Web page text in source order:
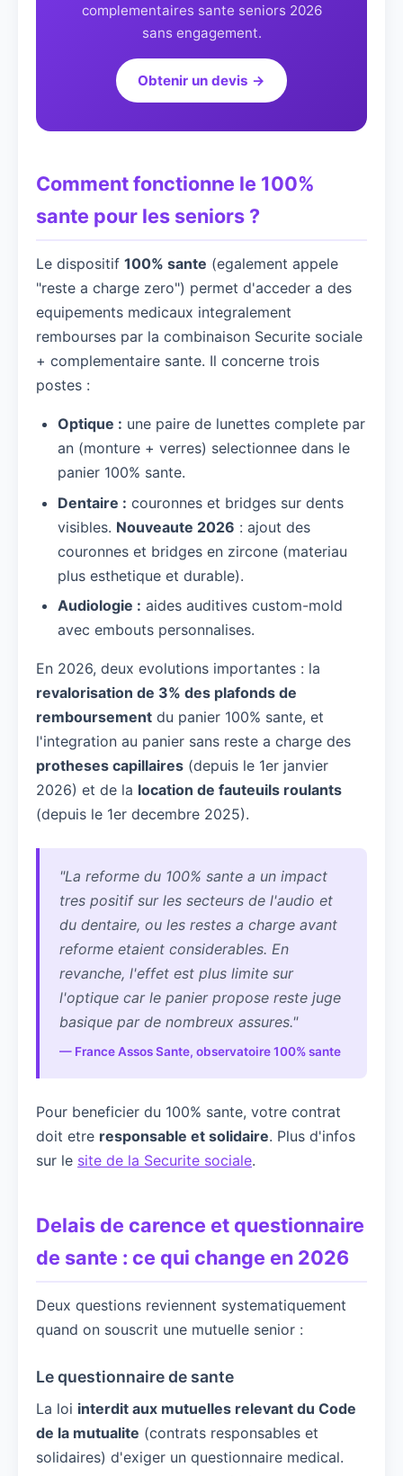
complementaires sante seniors 2026
sans engagement.
Obtenir un devis →
Comment fonctionne le 100%
sante pour les seniors ?
Le dispositif 100% sante (egalement appele
"reste a charge zero") permet d'acceder a des
equipements medicaux integralement
rembourses par la combinaison Securite sociale
+ complementaire sante. Il concerne trois
postes :
Optique : une paire de lunettes complete par
an (monture + verres) selectionnee dans le
panier 100% sante.
Dentaire : couronnes et bridges sur dents
visibles. Nouveaute 2026 : ajout des
couronnes et bridges en zircone (materiau
plus esthetique et durable).
Audiologie : aides auditives custom-mold
avec embouts personnalises.
En 2026, deux evolutions importantes : la
revalorisation de 3% des plafonds de
remboursement du panier 100% sante, et
l'integration au panier sans reste a charge des
protheses capillaires (depuis le 1er janvier
2026) et de la location de fauteuils roulants
(depuis le 1er decembre 2025).
"La reforme du 100% sante a un impact
tres positif sur les secteurs de l'audio et
du dentaire, ou les restes a charge avant
reforme etaient considerables. En
revanche, l'effet est plus limite sur
l'optique car le panier propose reste juge
basique par de nombreux assures."
— France Assos Sante, observatoire 100% sante
Pour beneficier du 100% sante, votre contrat
doit etre responsable et solidaire. Plus d'infos
sur le site de la Securite sociale.
Delais de carence et questionnaire
de sante : ce qui change en 2026
Deux questions reviennent systematiquement
quand on souscrit une mutuelle senior :
Le questionnaire de sante
La loi interdit aux mutuelles relevant du Code
de la mutualite (contrats responsables et
solidaires) d'exiger un questionnaire medical.